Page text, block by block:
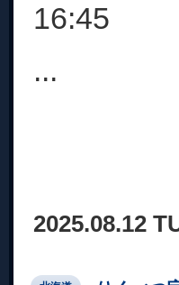
16:45
...
2025.08.12